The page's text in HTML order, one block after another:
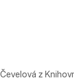
z